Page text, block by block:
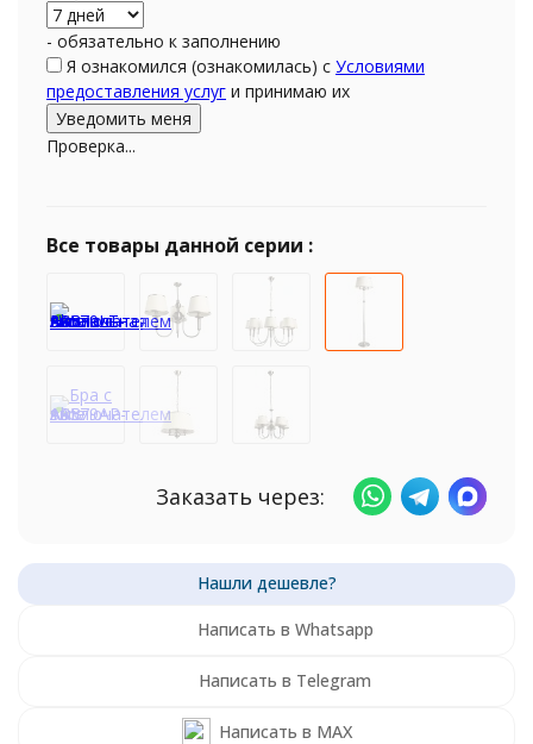
- обязательно к заполнению
Я ознакомился (ознакомилась) с Условиями
предоставления услуг и принимаю их
Проверка...
Все товары данной серии :
Заказать через:
Написать в Whatsapp
Написать в Telegram
Написать в MAX